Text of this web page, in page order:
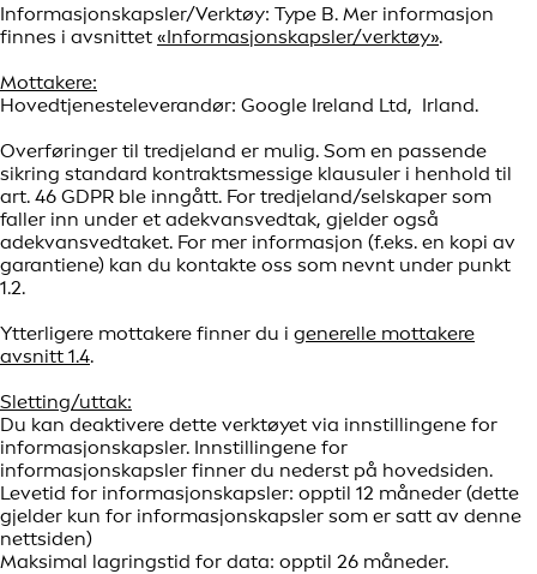
Informasjonskapsler/Verktøy: Type B. Mer informasjon
finnes i avsnittet «Informasjonskapsler/verktøy».
Mottakere:
Hovedtjenesteleverandør: Google Ireland Ltd, Irland.
Overføringer til tredjeland er mulig. Som en passende
sikring standard kontraktsmessige klausuler i henhold til
art. 46 GDPR ble inngått. For tredjeland/selskaper som
faller inn under et adekvansvedtak, gjelder også
adekvansvedtaket. For mer informasjon (f.eks. en kopi av
garantiene) kan du kontakte oss som nevnt under punkt
1.2.
Ytterligere mottakere finner du i generelle mottakere
avsnitt 1.4.
Sletting/uttak:
Du kan deaktivere dette verktøyet via innstillingene for
informasjonskapsler. Innstillingene for
informasjonskapsler finner du nederst på hovedsiden.
Levetid for informasjonskapsler: opptil 12 måneder (dette
gjelder kun for informasjonskapsler som er satt av denne
nettsiden)
Maksimal lagringstid for data: opptil 26 måneder.